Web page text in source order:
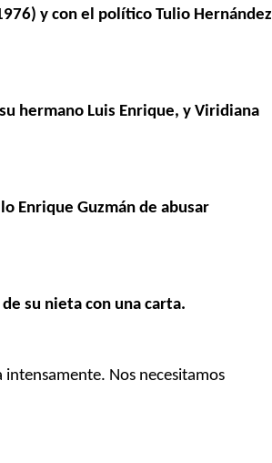
y con el político Tulio Hernández
hermano Luis Enrique, y Viridiana
Enrique Guzmán de abusar
su nieta con una carta.
Nos necesitamos